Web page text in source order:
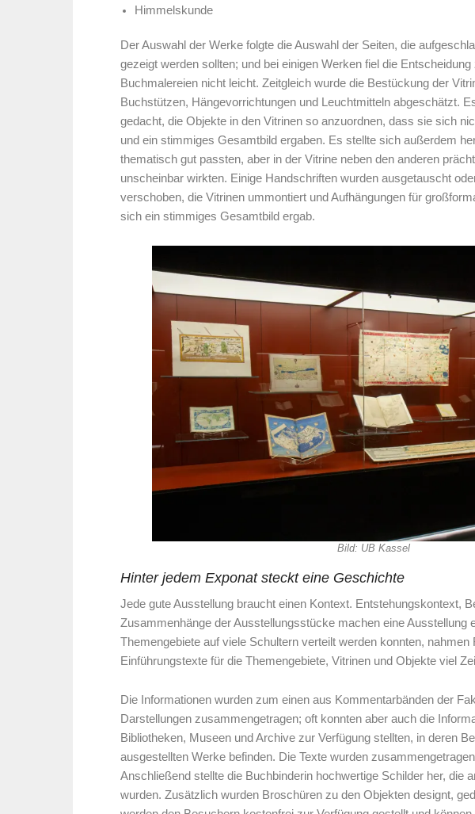
Himmelskunde
Der Auswahl der Werke folgte die Auswahl der Seiten, die
gezeigt werden sollten; und bei einigen Werken fiel die
Buchmalereien nicht leicht. Zeitgleich wurde die Bestückung der
Buchstützen, Hängevorrichtungen und Leuchtmitteln abgeschätzt.
gedacht, die Objekte in den Vitrinen so anzuordnen, dass sie sich
und ein stimmiges Gesamtbild ergaben. Es stellte sich außerdem
thematisch gut passten, aber in der Vitrine neben den anderen
unscheinbar wirkten. Einige Handschriften wurden ausgetauscht
verschoben, die Vitrinen ummontiert und Aufhängungen für
sich ein stimmiges Gesamtbild ergab.
Bild: UB Kassel
Hinter jedem Exponat steckt eine Geschichte
Jede gute Ausstellung braucht einen Kontext. Entstehungskontext,
Zusammenhänge der Ausstellungsstücke machen eine Ausstellung
Themengebiete auf viele Schultern verteilt werden konnten,
Einführungstexte für die Themengebiete, Vitrinen und Objekte viel
Die Informationen wurden zum einen aus Kommentarbänden der
Darstellungen zusammengetragen; oft konnten aber auch die
Bibliotheken, Museen und Archive zur Verfügung stellten, in deren
ausgestellten Werke befinden. Die Texte wurden
Anschließend stellte die Buchbinderin hochwertige Schilder her, die
wurden. Zusätzlich wurden Broschüren zu den Objekten designt,